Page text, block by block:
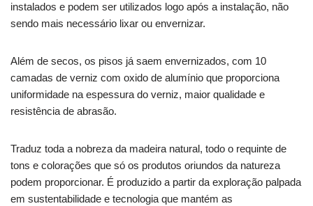
instalados e podem ser utilizados logo após a instalação, não
sendo mais necessário lixar ou envernizar.
Além de secos, os pisos já saem envernizados, com 10
camadas de verniz com oxido de alumínio que proporciona
uniformidade na espessura do verniz, maior qualidade e
resistência de abrasão.
Traduz toda a nobreza da madeira natural, todo o requinte de
tons e colorações que só os produtos oriundos da natureza
podem proporcionar. É produzido a partir da exploração palpada
em sustentabilidade e tecnologia que mantém as